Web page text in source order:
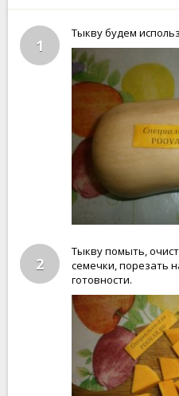
1
Тыкву будем
2
Тыкву помыть,
семечки, порезать
готовности.